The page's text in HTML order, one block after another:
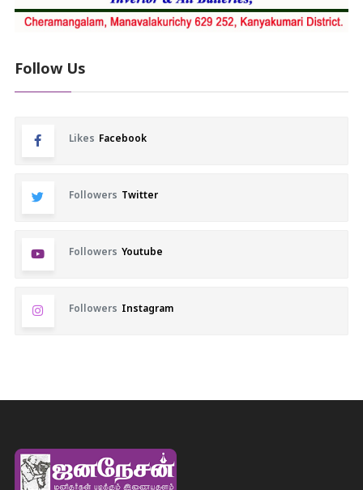
Follow Us
Likes Facebook
Followers Twitter
Followers Youtube
Followers Instagram